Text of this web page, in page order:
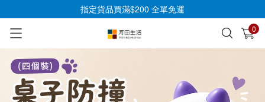
指定貨品買滿$200 全單免運
0
已加入購物車 查看